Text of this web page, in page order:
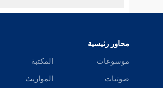
محاور رئيسية
موسوعات
صوتيات
المكتبة
المواريث